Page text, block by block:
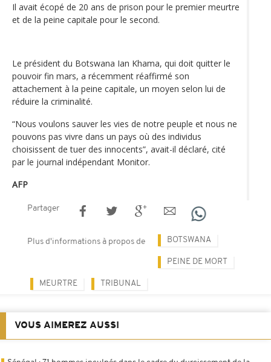
Il avait écopé de 20 ans de prison pour le premier meurtre
et de la peine capitale pour le second.
Le président du Botswana Ian Khama, qui doit quitter le
pouvoir fin mars, a récemment réaffirmé son
attachement à la peine capitale, un moyen selon lui de
réduire la criminalité.
“Nous voulons sauver les vies de notre peuple et nous ne
pouvons pas vivre dans un pays où des individus
choisissent de tuer des innocents”, avait-il déclaré, cité
par le journal indépendant Monitor.
AFP
Partager
Plus d'informations à propos de BOTSWANA
PEINE DE MORT
MEURTRE TRIBUNAL
VOUS AIMEREZ AUSSI